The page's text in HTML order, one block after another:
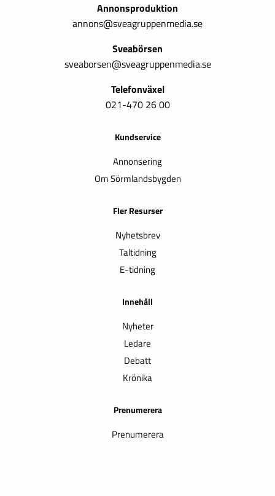
Annonsproduktion
annons@sveagruppenmedia.se
Sveabörsen
sveaborsen@sveagruppenmedia.se
Telefonväxel
021-470 26 00
Kundservice
Annonsering
Om Sörmlandsbygden
Fler Resurser
Nyhetsbrev
Taltidning
E-tidning
Innehåll
Nyheter
Ledare
Debatt
Krönika
Prenumerera
Prenumerera